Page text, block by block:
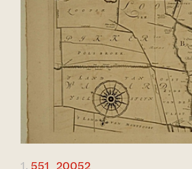
1. 551_20052